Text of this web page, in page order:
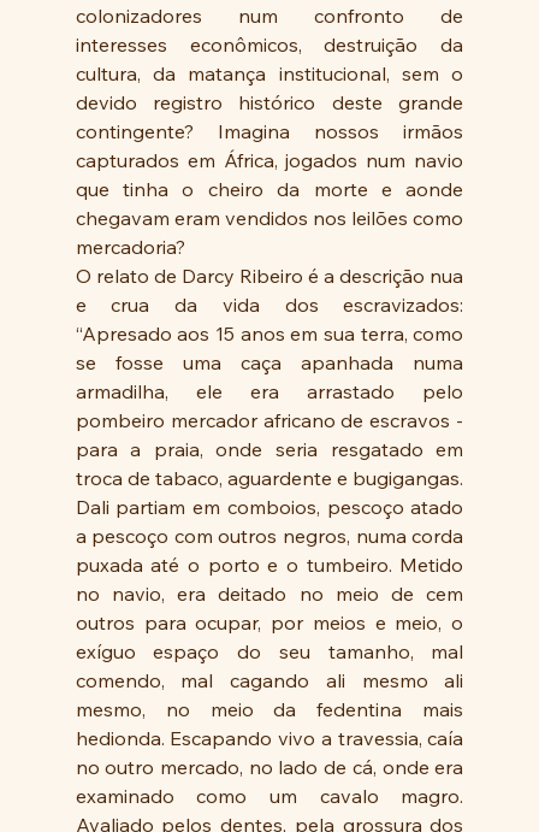
colonizadores num confronto de
interesses econômicos, destruição da
cultura, da matança institucional, sem o
devido registro histórico deste grande
contingente? Imagina nossos irmãos
capturados em África, jogados num navio
que tinha o cheiro da morte e aonde
chegavam eram vendidos nos leilões como
mercadoria?
O relato de Darcy Ribeiro é a descrição nua
e crua da vida dos escravizados:
“Apresado aos 15 anos em sua terra, como
se fosse uma caça apanhada numa
armadilha, ele era arrastado pelo
pombeiro mercador africano de escravos -
para a praia, onde seria resgatado em
troca de tabaco, aguardente e bugigangas.
Dali partiam em comboios, pescoço atado
a pescoço com outros negros, numa corda
puxada até o porto e o tumbeiro. Metido
no navio, era deitado no meio de cem
outros para ocupar, por meios e meio, o
exíguo espaço do seu tamanho, mal
comendo, mal cagando ali mesmo ali
mesmo, no meio da fedentina mais
hedionda. Escapando vivo a travessia, caía
no outro mercado, no lado de cá, onde era
examinado como um cavalo magro.
Avaliado pelos dentes, pela grossura dos